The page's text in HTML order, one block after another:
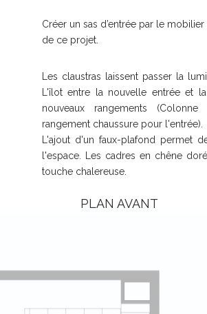
Créer un sas d’entrée par le
de ce projet.
Les claustras laissent passer la
L'îlot entre la nouvelle entrée et
nouveaux rangements
rangement chaussure pour l'entrée).
L'ajout d'un faux-plafond permet
l'espace. Les cadres en chêne
touche chalereuse.
PLAN AVANT